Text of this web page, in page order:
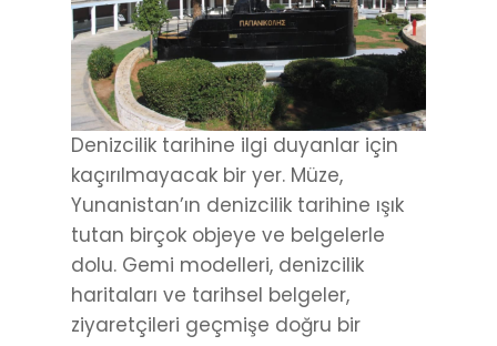
Denizcilik tarihine ilgi duyanlar için
kaçırılmayacak bir yer. Müze,
Yunanistan’ın denizcilik tarihine ışık
tutan birçok objeye ve belgelerle
dolu. Gemi modelleri, denizcilik
haritaları ve tarihsel belgeler,
ziyaretçileri geçmişe doğru bir